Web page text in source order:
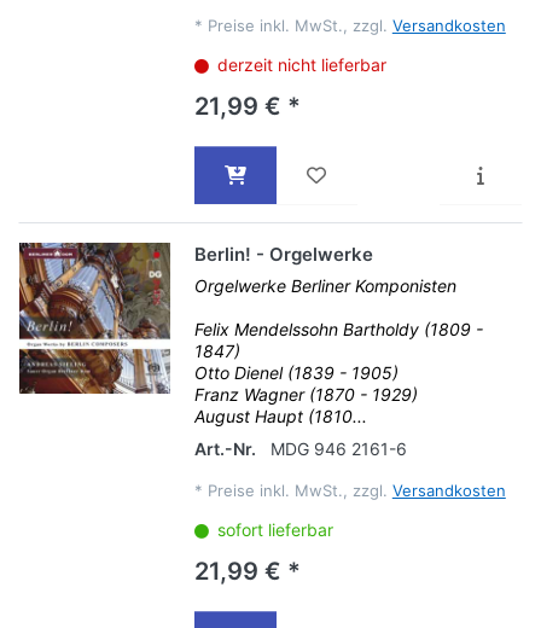
* Preise inkl. MwSt., zzgl. Versandkosten
derzeit nicht lieferbar
21,99 € *
Berlin! - Orgelwerke
Orgelwerke Berliner Komponisten
Felix Mendelssohn Bartholdy (1809 -
1847)
Otto Dienel (1839 - 1905)
Franz Wagner (1870 - 1929)
August Haupt (1810...
Art.-Nr.
MDG 946 2161-6
* Preise inkl. MwSt., zzgl. Versandkosten
sofort lieferbar
21,99 € *